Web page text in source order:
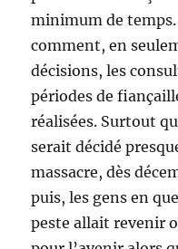
minimum de
comment, en
décisions, les
périodes de
réalisées. Surtout
serait décidé
massacre, dès
puis, les gens en
peste allait revenir